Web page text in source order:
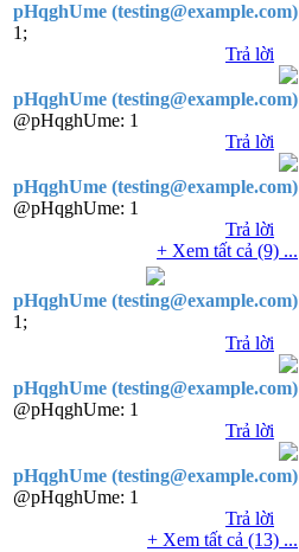
pHqghUme (testing@example.com)
1;
Trả lời
pHqghUme (testing@example.com)
@pHqghUme: 1
Trả lời
pHqghUme (testing@example.com)
@pHqghUme: 1
Trả lời
+ Xem tất cả (9) ...
pHqghUme (testing@example.com)
1;
Trả lời
pHqghUme (testing@example.com)
@pHqghUme: 1
Trả lời
pHqghUme (testing@example.com)
@pHqghUme: 1
Trả lời
+ Xem tất cả (13) ...